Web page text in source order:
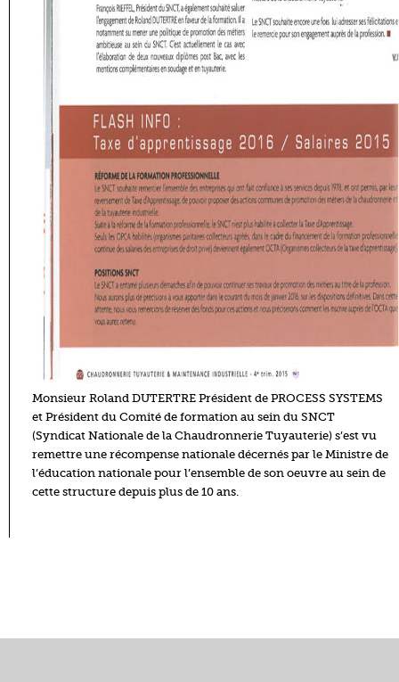
Monsieur Roland DUTERTRE Président de PROCESS SYSTEMS
et Président du Comité de formation au sein du SNCT
(Syndicat Nationale de la Chaudronnerie Tuyauterie) s’est vu
remettre une récompense nationale décernés par le Ministre de
l’éducation nationale pour l’ensemble de son oeuvre au sein de
cette structure depuis plus de 10 ans.